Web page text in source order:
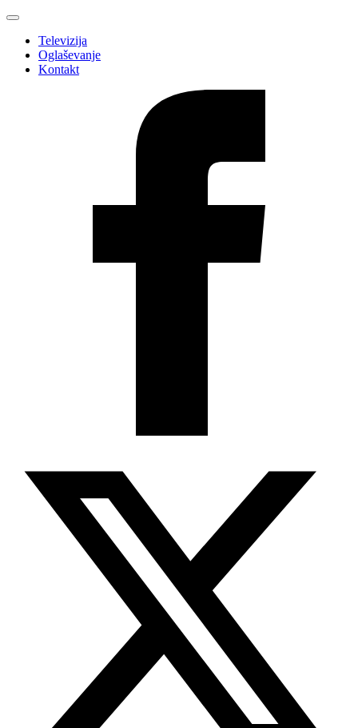
Televizija
Oglaševanje
Kontakt